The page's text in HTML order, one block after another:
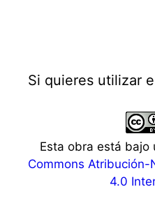
Si quieres utilizar
Esta obra está bajo
Commons Atribución-
4.0